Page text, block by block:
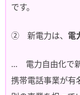
です。
② 新電力は、 電
… 電力自由化で
携帯電話事業が有